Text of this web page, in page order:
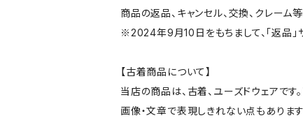
商品の返品、キャンセル、交換、クレーム
※2024年9月10日をもちまして、「返品」
【古着商品について】
当店の商品は、古着、ユーズドウェアで
画像・文章で表現しきれない点もありま